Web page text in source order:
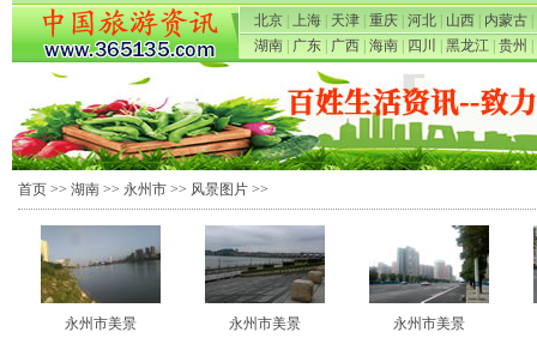
北京 上海 天津 重庆 河北 山西 内蒙古
湖南
广东 广西 海南 四川 黑龙江 贵州
首页 >> 湖南 >> 永州市 >> 风景图片 >>
永州市美景 永州市美景 永州市美景